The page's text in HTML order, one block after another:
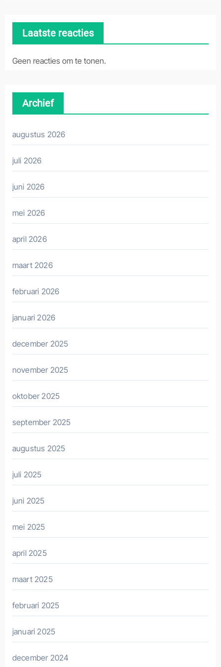
Laatste reacties
Geen reacties om te tonen.
Archief
augustus 2026
juli 2026
juni 2026
mei 2026
april 2026
maart 2026
februari 2026
januari 2026
december 2025
november 2025
oktober 2025
september 2025
augustus 2025
juli 2025
juni 2025
mei 2025
april 2025
maart 2025
februari 2025
januari 2025
december 2024